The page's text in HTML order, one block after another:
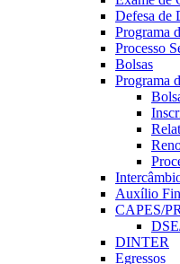
Defesa de
Programa
Processo
Bolsas
Programa
Auxílio
CAPES/
DINTER
Egressos